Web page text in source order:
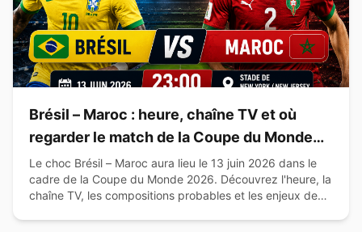
Brésil – Maroc : heure, chaîne TV et où
regarder le match de la Coupe du Monde
2026
Le choc Brésil – Maroc aura lieu le 13 juin 2026 dans le
cadre de la Coupe du Monde 2026. Découvrez l'heure, la
chaîne TV, les compositions probables et les enjeux de